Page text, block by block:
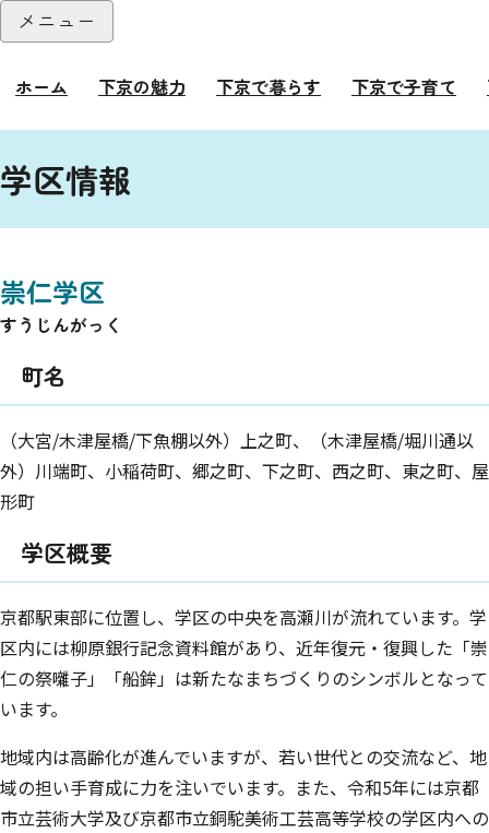
本文へ
メニュー
ホーム 下京の魅力 下京で暮らす 下京で子育て
学区情報
崇仁学区
すうじんがっく
町名
（大宮/木津屋橋/下魚棚以外）上之町、（木津屋橋/堀川通以
外）川端町、小稲荷町、郷之町、下之町、西之町、東之町、屋
形町
学区概要
京都駅東部に位置し、学区の中央を高瀬川が流れています。学
区内には柳原銀行記念資料館があり、近年復元・復興した「崇
仁の祭囃子」「船鉾」は新たなまちづくりのシンボルとなって
います。
地域内は高齢化が進んでいますが、若い世代との交流など、地
域の担い手育成に力を注いでいます。また、令和5年には京都
市立芸術大学及び京都市立銅駝美術工芸高等学校の学区内への